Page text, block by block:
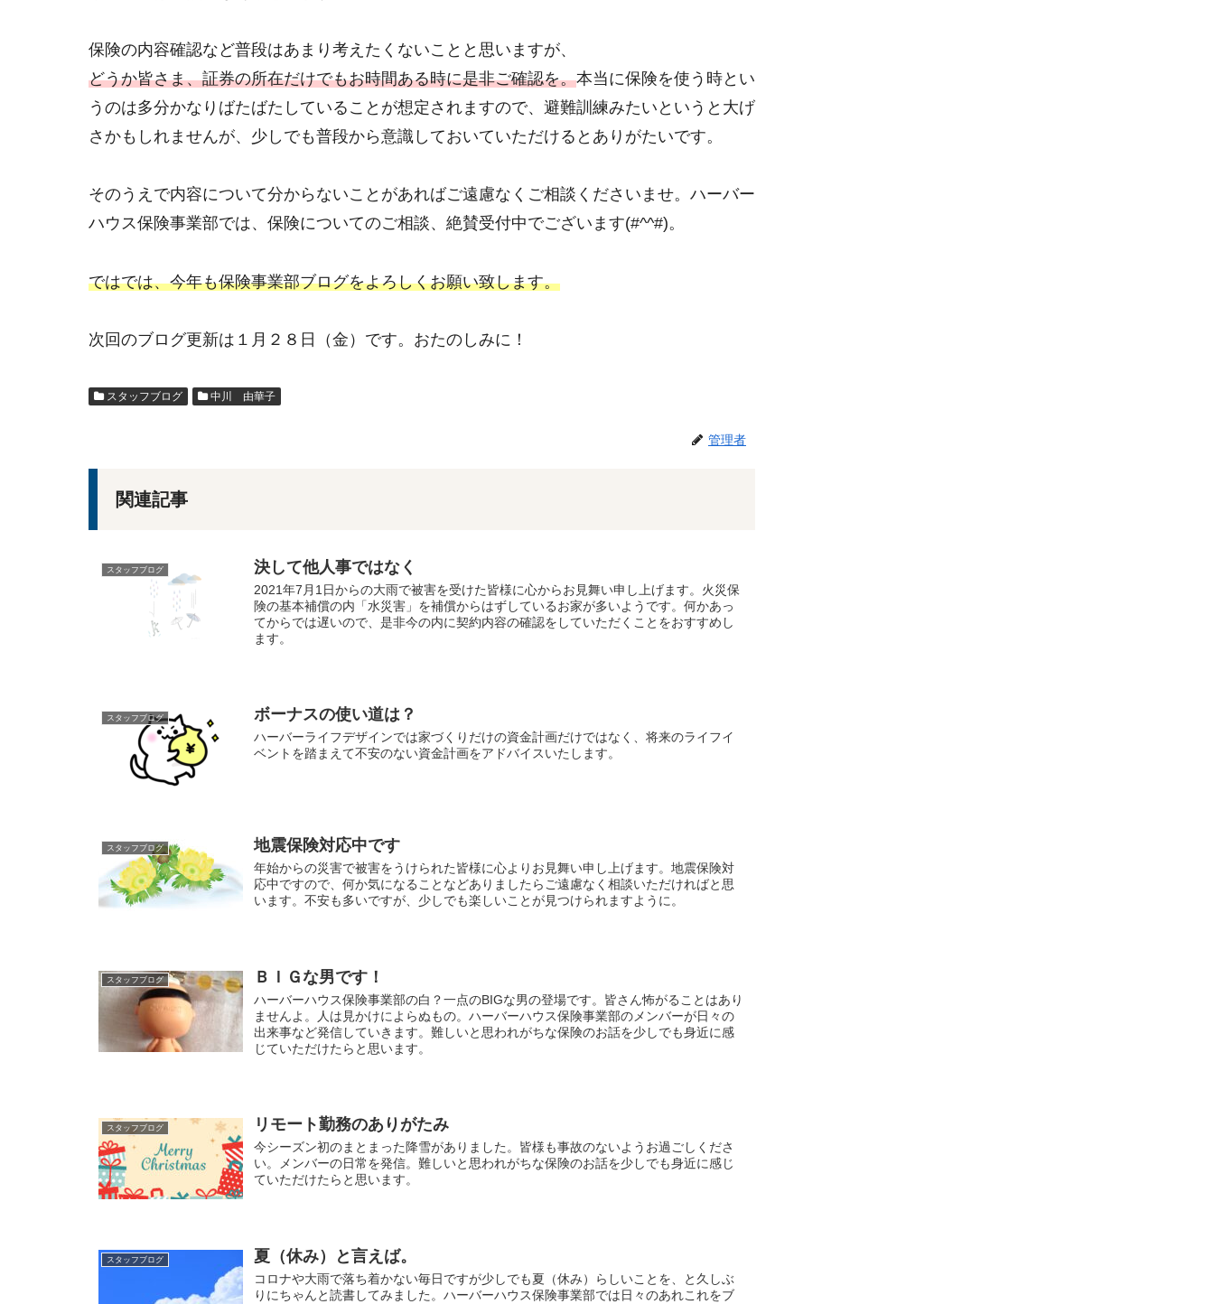
保険の内容確認など普段はあまり考えたくないことと思いますが、
どうか皆さま、証券の所在だけでもお時間ある時に是非ご確認を。本当に保険を使う時とい
うのは多分かなりばたばたしていることが想定されますので、避難訓練みたいというと大げ
さかもしれませんが、少しでも普段から意識しておいていただけるとありがたいです。
そのうえで内容について分からないことがあればご遠慮なくご相談くださいませ。ハーバー
ハウス保険事業部では、保険についてのご相談、絶賛受付中でございます(#^^#)。
ではでは、今年も保険事業部ブログをよろしくお願い致します。
次回のブログ更新は１月２８日（金）です。おたのしみに！
スタッフブログ 中川 由華子
管理者
関連記事
スタッフブログ 決して他人事ではなく
2021年7月1日からの大雨で被害を受けた皆様に心からお見舞い申し上げます。火災保
険の基本補償の内「水災害」を補償からはずしているお家が多いようです。何かあっ
てからでは遅いので、是非今の内に契約内容の確認をしていただくことをおすすめし
ます。
スタッフブログ ボーナスの使い道は？
ハーバーライフデザインでは家づくりだけの資金計画だけではなく、将来のライフイ
ベントを踏まえて不安のない資金計画をアドバイスいたします。
スタッフブログ 地震保険対応中です
年始からの災害で被害をうけられた皆様に心よりお見舞い申し上げます。地震保険対
応中ですので、何か気になることなどありましたらご遠慮なく相談いただければと思
います。不安も多いですが、少しでも楽しいことが見つけられますように。
スタッフブログ ＢＩＧな男です！
ハーバーハウス保険事業部の白？一点のBIGな男の登場です。皆さん怖がることはあり
ませんよ。人は見かけによらぬもの。ハーバーハウス保険事業部のメンバーが日々の
出来事など発信していきます。難しいと思われがちな保険のお話を少しでも身近に感
じていただけたらと思います。
スタッフブログ リモート勤務のありがたみ
今シーズン初のまとまった降雪がありました。皆様も事故のないようお過ごしくださ
い。メンバーの日常を発信。難しいと思われがちな保険のお話を少しでも身近に感じ
ていただけたらと思います。
スタッフブログ 夏（休み）と言えば。
コロナや大雨で落ち着かない毎日ですが少しでも夏（休み）らしいことを、と久しぶ
りにちゃんと読書してみました。ハーバーハウス保険事業部では日々のあれこれをブ